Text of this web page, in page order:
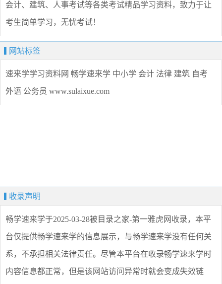
会计、建筑、人事考试等各类考试精品学习资料，致力于让
考生简单学习，无忧考试！
网站标签
速来学学习资料网 畅学速来学 中小学 会计 法律 建筑 自考
外语 公务员 www.sulaixue.com
收录声明
畅学速来学于2025-03-28被目录之家-第一雅虎网收录，本平
台仅提供畅学速来学的信息展示，与畅学速来学没有任何关
系，不承担相关法律责任。尽管本平台在收录畅学速来学时
内容信息都正常，但是该网站访问异常时就会变成失效链